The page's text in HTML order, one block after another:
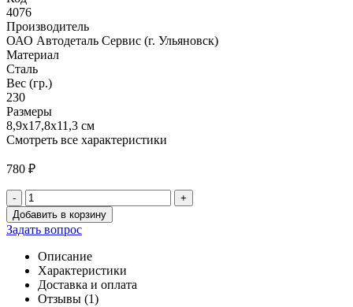
4076
Производитель
ОАО Автодеталь Сервис (г. Ульяновск)
Материал
Сталь
Вес (гр.)
230
Размеры
8,9х17,8х11,3 см
Смотреть все характеристики
780 ₽
- +
Количество
товара
Вилка
КПП
заднего
хода
Добавить в корзину
Задать вопрос
Описание
Характеристики
Доставка и оплата
Отзывы (1)